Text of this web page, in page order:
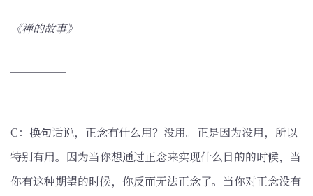
《禅的故事》
─────
C：换句话说，正念有什么用？没用。正是因为没用，所以
特别有用。因为当你想通过正念来实现什么目的的时候，当
你有这种期望的时候，你反而无法正念了。当你对正念没有